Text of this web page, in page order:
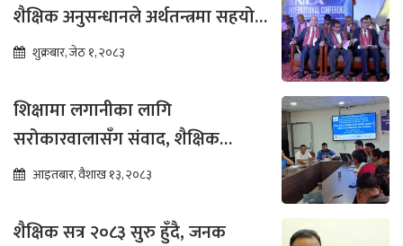
शैक्षिक अनुसन्धानले अर्थतन्त्रमा सहयोग
पुग्ने विश्वास
शुक्रबार, जेठ १, २०८३
शिक्षामा लगानीका लागि
सरोकारवालासँग संवाद, शैक्षिक
सुधारमा जोड
आइतबार, वैशाख १३, २०८३
शैक्षिक सत्र २०८३ सुरु हुँदै, जनक